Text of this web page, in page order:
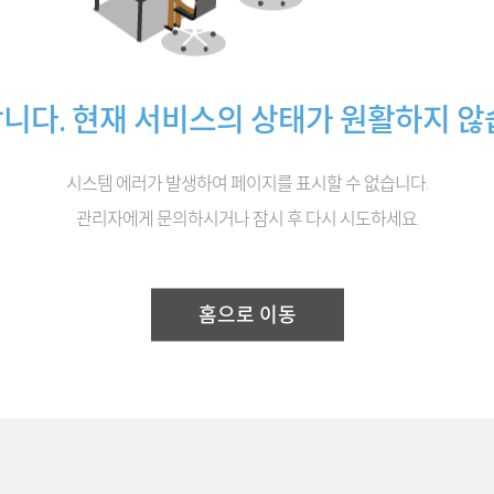
다. 현재 서비스의 상태가 원활하지 않
시스템 에러가 발생하여 페이지를 표시할 수 없습니다.
관리자에게 문의하시거나 잠시 후 다시 시도하세요.
홈으로 이동